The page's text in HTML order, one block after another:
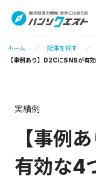
ホーム 記事を探す
【事例あり】D2CにSNSが有
実績例
【事例
有効な4